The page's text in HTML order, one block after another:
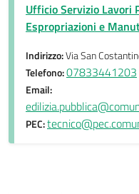
Ufficio Servizio Lavori
Espropriazioni e
Indirizzo:Via San
Telefono:07833441203
Email:
PEC: